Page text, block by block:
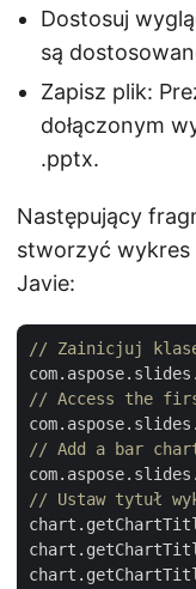
Dostosuj
są
Zapisz plik:
dołączonym
.pptx.
Następujący
stworzyć wykres
Javie:
// Zainicjuj
// Access the
// Add a bar
// Ustaw tytuł